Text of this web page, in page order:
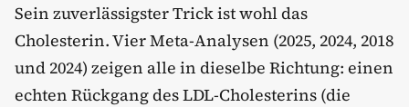
Sein zuverlässigster Trick ist wohl das
Cholesterin. Vier Meta-Analysen (2025, 2024, 2018
und 2024) zeigen alle in dieselbe Richtung: einen
echten Rückgang des LDL-Cholesterins (die